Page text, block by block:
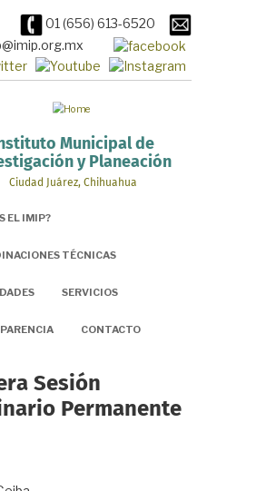
01 (656) 613-6520
Municipal de
y Planeación
Ciudad Juárez, Chihuahua
EL IMIP?
TÉCNICAS
SERVICIOS
CONTACTO
Sesión
Permanente